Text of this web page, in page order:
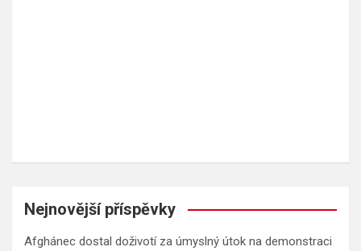
Nejnovější příspěvky
Afghánec dostal doživotí za úmyslný útok na demonstraci